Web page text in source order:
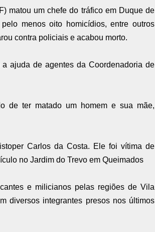
matou um chefe do tráfico em Duque de
menos oito homicídios, entre outros
contra policiais e acabou morto.
ajuda de agentes da Coordenadoria de
de ter matado um homem e sua mãe,
Carlos da Costa. Ele foi vítima de
no Jardim do Trevo em Queimados
e milicianos pelas regiões de Vila
diversos integrantes presos nos últimos